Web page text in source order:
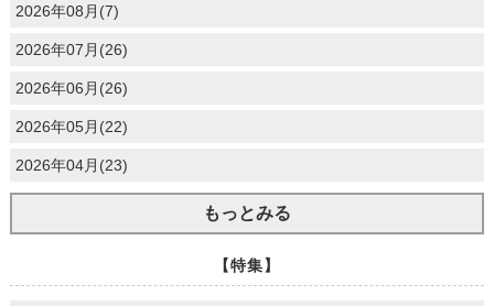
2026年08月(7)
2026年07月(26)
2026年06月(26)
2026年05月(22)
2026年04月(23)
もっとみる
【特集】